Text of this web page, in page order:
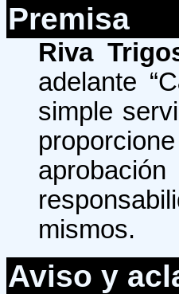
Premisa
Riva
adelante
simple
mismos.
Aviso y